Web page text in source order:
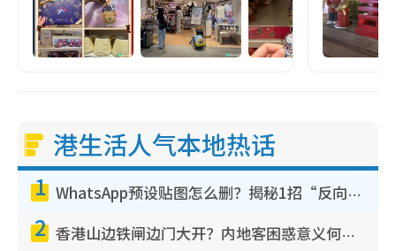
港生活人气本地热话
1 WhatsApp预设贴图怎么删？揭秘1招“反向操作”还原简洁界面 附3步实测教程
2 香港山边铁闸边门大开？内地客困惑意义何在！网友神回复：这种叫法理性防御